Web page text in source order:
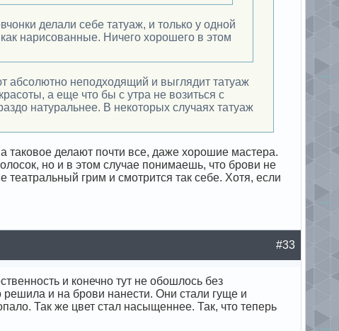
делали себе татуаж, и только у одной
нарисованные. Ничего хорошего в этом
абсолютно неподходящий и выглядит татуаж
а еще что бы с утра не возиться с
натуральнее. В некоторых случаях татуаж
таковое делают почти все, даже хорошие мастера.
но и в этом случае понимаешь, что брови не
грим и смотрится так себе. Хотя, если
#33
и конечно тут не обошлось без
решила и на брови нанести. Они стали гуще и
Так же цвет стал насыщеннее. Так, что теперь